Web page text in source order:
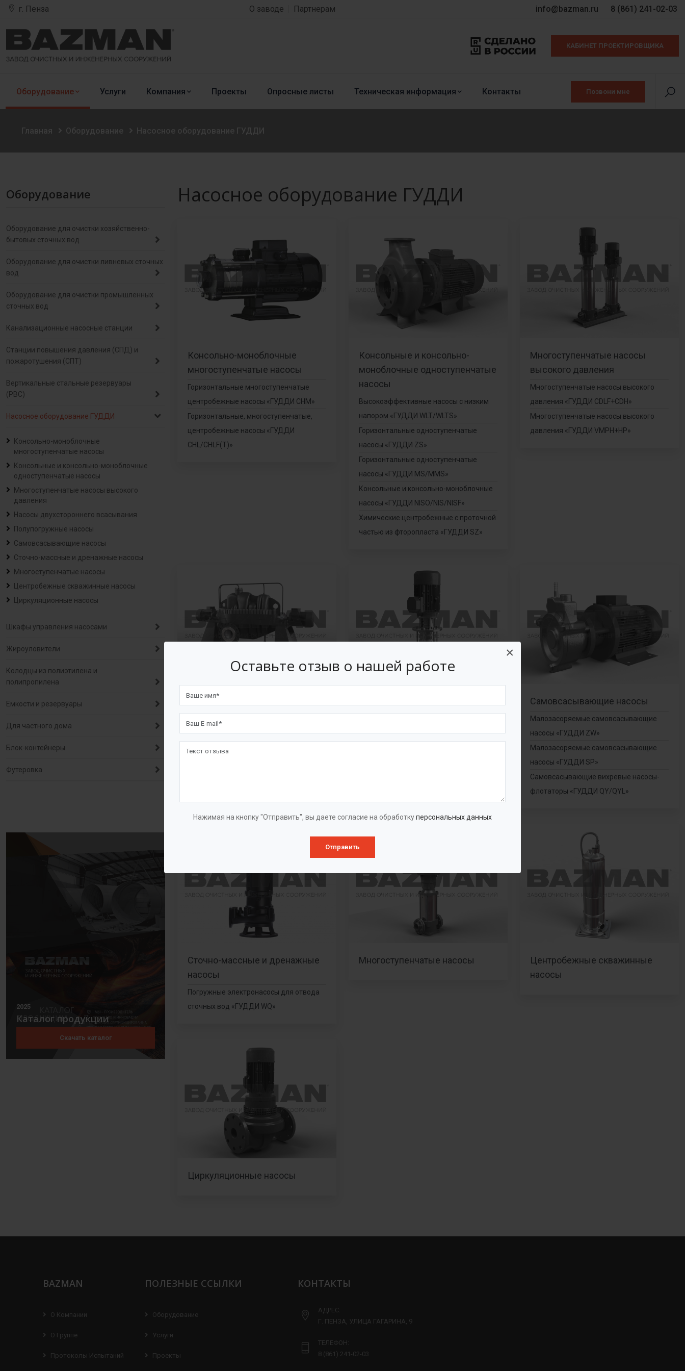
Оставьте отзыв о нашей работе
Нажимая на кнопку "Отправить", вы даете согласие на обработкуперсональных данных
Отправить
×
г. Пенза О заводе Партнерам info@bazman.ru 8 (861) 241-02-03
КАБИНЕТ ПРОЕКТИРОВЩИКА
Оборудование Услуги Компания Проекты Опросные листы Техническая информация Контакты Позвони мне
Главная Оборудование Насосное оборудование ГУДДИ
Оборудование
Оборудование для очистки хозяйственно-
бытовых сточных вод
Оборудование для очистки ливневых сточных
вод
Оборудование для очистки промышленных
сточных вод
Канализационные насосные станции
Станции повышения давления (СПД) и
пожаротушения (СПТ)
Вертикальные стальные резервуары
(РВС)
Насосное оборудование ГУДДИ
Консольно-моноблочные
многоступенчатые насосы
Консольные и консольно-моноблочные
одноступенчатые насосы
Многоступенчатые насосы высокого
давления
Насосы двухстороннего всасывания
Полупогружные насосы
Самовсасывающие насосы
Сточно-массные и дренажные насосы
Многоступенчатые насосы
Центробежные скважинные насосы
Циркуляционные насосы
Шкафы управления насосами
Жироуловители
Колодцы из полиэтилена и
полипропилена
Емкости и резервуары
Для частного дома
Блок-контейнеры
Футеровка
2025
Каталог продукции
Скачать каталог
Насосное оборудование ГУДДИ
Консольно-моноблочные
многоступенчатые насосы
Горизонтальные многоступенчатые
центробежные насосы «ГУДДИ СНМ»
Горизонтальные, многоступенчатые,
центробежные насосы «ГУДДИ
CHL/CHLF(Т)»
Консольные и консольно-
моноблочные одноступенчатые
насосы
Высокоэффективные насосы с низким
напором «ГУДДИ WLT/WLTS»
Горизонтальные одноступенчатые
насосы «ГУДДИ ZS»
Горизонтальные одноступенчатые
насосы «ГУДДИ MS/МMS»
Консольные и консольно-моноблочные
насосы «ГУДДИ NISO/NIS/NISF»
Химические центробежные с проточной
частью из фторопласта «ГУДДИ SZ»
Многоступенчатые насосы
высокого давления
Многоступенчатые насосы высокого
давления «ГУДДИ CDLF+CDH»
Многоступенчатые насосы высокого
давления «ГУДДИ VMPH+HP»
Насосы двухстороннего
всасывания
Многоступенчатые насосы
сверхвысокого давления «ГУДДИ NDS»
турбинные «ГУДДИ
Самовсасывающие насосы
Малозасоряемые самовсасывающие
насосы «ГУДДИ ZW»
Малозасоряемые самовсасывающие
насосы «ГУДДИ SP»
Самовсасывающие вихревые насосы-
флотаторы «ГУДДИ QY/QYL»
Сточно-массные и дренажные
насосы
Погружные электронасосы для отвода
сточных вод «ГУДДИ WQ»
Многоступенчатые насосы
Центробежные скважинные
насосы
Циркуляционные насосы
BAZMAN
О Компании
О Группе
Протоколы Испытаний
ПОЛЕЗНЫЕ ССЫЛКИ
Оборудование
Услуги
Проекты
КОНТАКТЫ
АДРЕС:
Г. ПЕНЗА, УЛИЦА ГАГАРИНА, 9
ТЕЛЕФОН:
8 (861) 241-02-03